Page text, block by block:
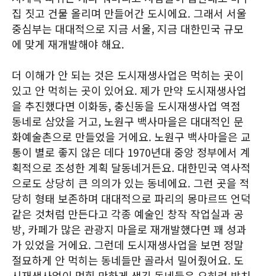
집 짓고 건물 올리며 만들어간 도시에요. 그래서 서울
중심부는 대대적으로 지금 서울, 지금 대한민국 규모
에 맞게 재개발해야 해요.
더 이해가 안 되는 것은 도시재생사업은 먹히는 곳이
있고 안 먹히는 곳이 있어요. 제가 만약 도시재생사업
을 추진했다면 이화동, 충신동을 도시재생사업 역점
동네로 삼았을 거고, 노원구 백사마을은 대대적인 문
화예술촌으로 만들었을 거에요. 노원구 백사마을은 교
통이 별로 좋지 않은 데다 1970년대 중앙 정부에서 계
획적으로 조성한 계획 달동네거든요. 대한민국 역사적
으로도 상당히 큰 의의가 있는 동네에요. 그런 곳을 적
당히 형태 보존하며 대대적으로 파리의 몽마르뜨 언덕
같은 것처럼 만든다고 각종 예술인 창작 작업실과 공
방, 카페가 많은 관광지 마을로 재개발했다면 꽤 성과
가 있었을 거에요. 그런데 도시재생사업을 보면 정말
절묘하게 안 먹히는 동네들만 골라서 밀어줬어요. 도